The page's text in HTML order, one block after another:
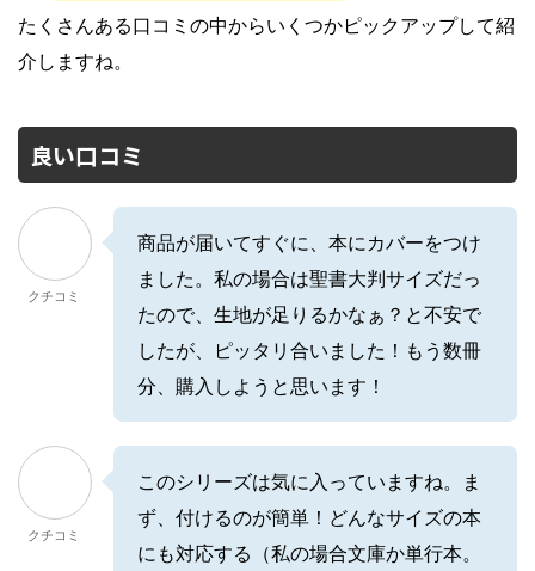
たくさんある口コミの中からいくつかピックアップして紹
介しますね。
良い口コミ
クチコミ
商品が届いてすぐに、本にカバーをつけ
ました。私の場合は聖書大判サイズだっ
たので、生地が足りるかなぁ？と不安で
したが、ピッタリ合いました！もう数冊
分、購入しようと思います！
クチコミ
このシリーズは気に入っていますね。ま
ず、付けるのが簡単！どんなサイズの本
にも対応する（私の場合文庫か単行本。